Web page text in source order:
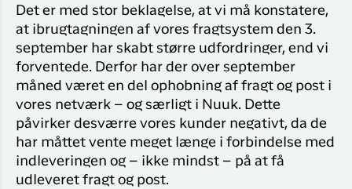
Flytider
Erhvervsrejsende
ILIK
Hotel og
Flyrejser til
Ilulissat
Flyrejser til
Qaqortoq
Flyrejser til
Log på
Har du glemt din adgangskode?
Ny Profil
Tilmeld dig gratis Club Timmisa og få en
Det er med stor beklagelse, at vi må konstatere,
at ibrugtagningen af vores fragtsystem den 3.
september har skabt større udfordringer, end vi
forventede. Derfor har der over september
måned været en del ophobning af fragt og post i
vores netværk – og særligt i Nuuk. Dette
påvirker desværre vores kunder negativt, da de
har måttet vente meget længe i forbindelse med
indleveringen og – ikke mindst – på at få
udleveret fragt og post.